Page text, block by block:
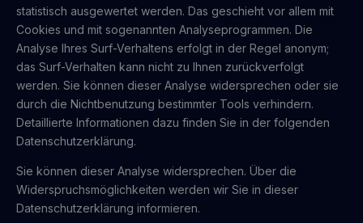
statistisch ausgewertet werden. Das geschieht vor allem mit
Cookies und mit sogenannten Analyseprogrammen. Die
Analyse Ihres Surf-Verhaltens erfolgt in der Regel anonym;
das Surf-Verhalten kann nicht zu Ihnen zurückverfolgt
werden. Sie können dieser Analyse widersprechen oder sie
durch die Nichtbenutzung bestimmter Tools verhindern.
Detaillierte Informationen dazu finden Sie in der folgenden
Datenschutzerklärung.
Sie können dieser Analyse widersprechen. Über die
Widerspruchsmöglichkeiten werden wir Sie in dieser
Datenschutzerklärung informieren.